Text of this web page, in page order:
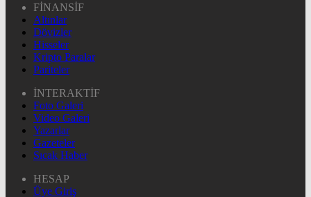
FİNANSİF
Altınlar
Dövizler
Hisseler
Kripto Paralar
Pariteler
İNTERAKTİF
Foto Galeri
Video Galeri
Yazarlar
Gazeteler
Sıcak Haber
HESAP
Üye Giriş